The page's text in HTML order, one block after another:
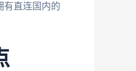
有直连国内的